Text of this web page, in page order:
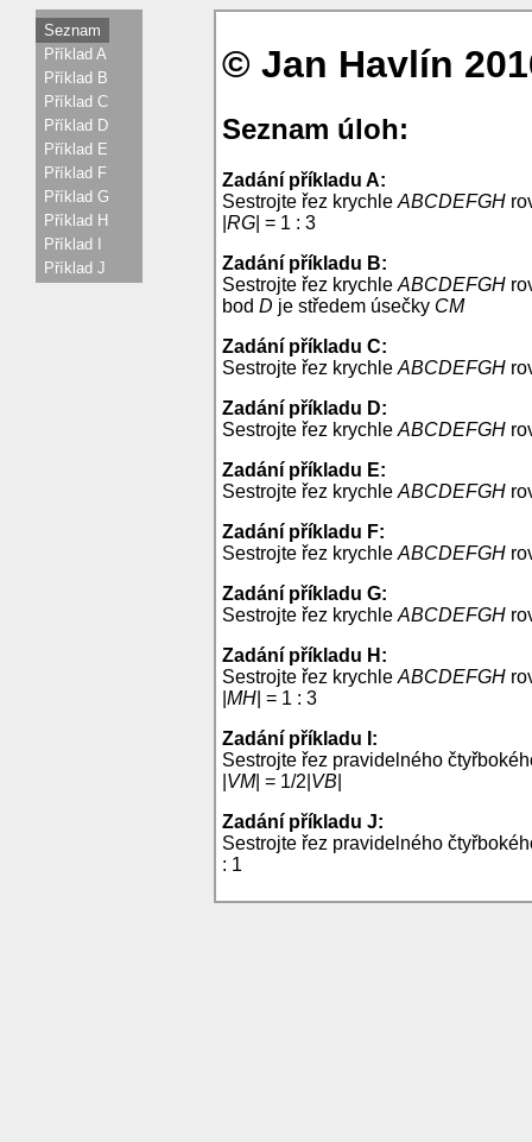
Seznam
Příklad A
Příklad B
Příklad C
Příklad D
Příklad E
Příklad F
Příklad G
Příklad H
Příklad I
Příklad J
© Jan Havlín
Seznam úloh:
Zadání příkladu A:
Sestrojte řez krychle ABCDEFGH
RG | = 1 : 3
Zadání příkladu B:
Sestrojte řez krychle ABCDEFGH
bod D je středem úsečky CM
Zadání příkladu C:
Sestrojte řez krychle ABCDEFGH
Zadání příkladu D:
Sestrojte řez krychle ABCDEFGH
Zadání příkladu E:
Sestrojte řez krychle ABCDEFGH
Zadání příkladu F:
Sestrojte řez krychle ABCDEFGH
Zadání příkladu G:
Sestrojte řez krychle ABCDEFGH
Zadání příkladu H:
Sestrojte řez krychle ABCDEFGH
MH | = 1 : 3
Zadání příkladu I:
Sestrojte řez pravidelného
VM| = 1/2| VB
Zadání příkladu J:
Sestrojte řez pravidelného
: 1